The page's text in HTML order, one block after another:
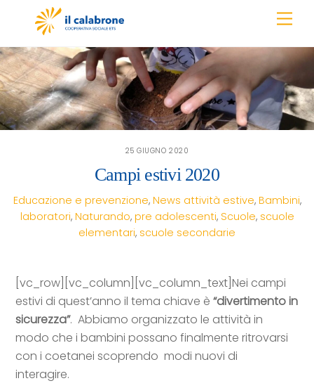
content
25 GIUGNO 2020
Campi estivi 2020
Educazione e prevenzione, News attività estive, Bambini,
laboratori, Naturando, pre adolescenti, Scuole, scuole
elementari, scuole secondarie
[vc_row][vc_column][vc_column_text]Nei campi
estivi di quest’anno il tema chiave è“divertimento in
sicurezza”. Abbiamo organizzato le attività in
modo che i bambini possano finalmente ritrovarsi
con i coetanei scoprendo modi nuovi di
interagire.